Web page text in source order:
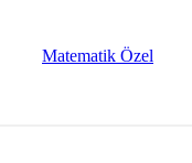
Matematik Özel